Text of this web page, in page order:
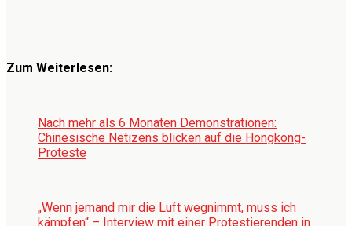
Zum Weiterlesen:
Nach mehr als 6 Monaten Demonstrationen:
Chinesische Netizens blicken auf die Hongkong-
Proteste
„Wenn jemand mir die Luft wegnimmt, muss ich
kämpfen“ – Interview mit einer Protestierenden in